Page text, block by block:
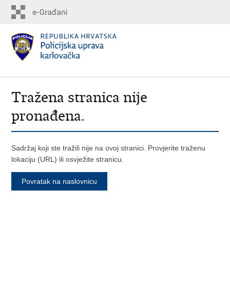
Tražena stranica nije
pronađena.
Sadržaj koji ste tražili nije na ovoj stranici. Provjerite traženu
lokaciju (URL) ili osvježite stranicu.
Povratak na naslovnicu